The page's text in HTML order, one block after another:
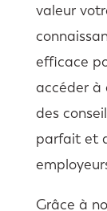
valeur
efficace
accéder à
des
parfait et
Grâce à